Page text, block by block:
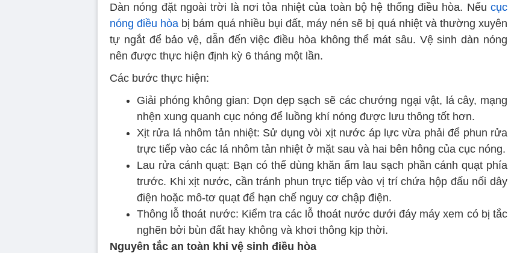
Dàn nóng đặt ngoài trời là nơi tỏa nhiệt của toàn bộ hệ thống điều hòa. Nếu cục
nóng điều hòa bị bám quá nhiều bụi đất, máy nén sẽ bị quá nhiệt và thường xuyên
tự ngắt để bảo vệ, dẫn đến việc điều hòa không thể mát sâu. Vệ sinh dàn nóng
nên được thực hiện định kỳ 6 tháng một lần.
Các bước thực hiện:
Giải phóng không gian: Dọn dẹp sạch sẽ các chướng ngại vật, lá cây, mạng
nhện xung quanh cục nóng để luồng khí nóng được lưu thông tốt hơn.
Xịt rửa lá nhôm tản nhiệt: Sử dụng vòi xịt nước áp lực vừa phải để phun rửa
trực tiếp vào các lá nhôm tản nhiệt ở mặt sau và hai bên hông của cục nóng.
Lau rửa cánh quạt: Bạn có thể dùng khăn ẩm lau sạch phần cánh quạt phía
trước. Khi xịt nước, cần tránh phun trực tiếp vào vị trí chứa hộp đấu nối dây
điện hoặc mô-tơ quạt để hạn chế nguy cơ chập điện.
Thông lỗ thoát nước: Kiểm tra các lỗ thoát nước dưới đáy máy xem có bị tắc
nghẽn bởi bùn đất hay không và khơi thông kịp thời.
Nguyên tắc an toàn khi vệ sinh điều hòa